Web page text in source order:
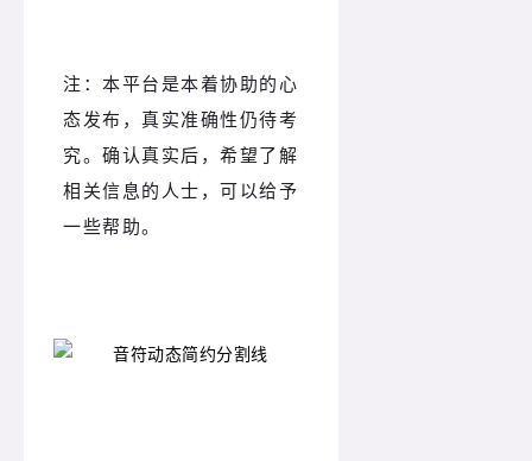
注：本平台是本着协助的心
态发布，真实准确性仍待考
究。确认真实后，希望了解
相关信息的人士，可以给予
一些帮助。